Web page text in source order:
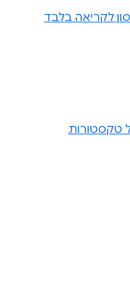
לקריאה בלבד
טקסטורות